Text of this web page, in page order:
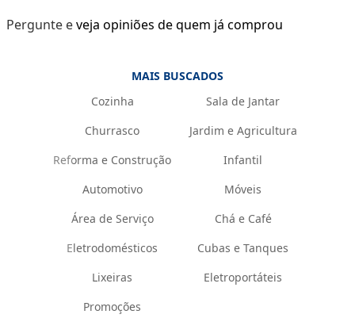
Pergunte e veja opiniões de quem já comprou
MAIS BUSCADOS
Cozinha
Sala de Jantar
Churrasco
Jardim e Agricultura
Reforma e Construção
Infantil
Automotivo
Móveis
Área de Serviço
Chá e Café
Eletrodomésticos
Cubas e Tanques
Lixeiras
Eletroportáteis
Promoções